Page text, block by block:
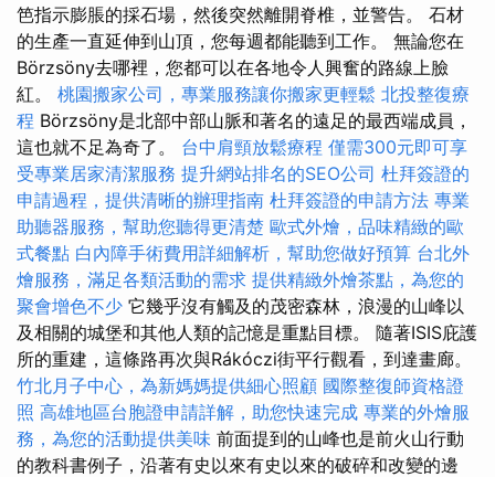
笆指示膨脹的採石場，然後突然離開脊椎，並警告。 石材
的生產一直延伸到山頂，您每週都能聽到工作。 無論您在
Börzsöny去哪裡，您都可以在各地令人興奮的路線上臉
紅。 桃園搬家公司，專業服務讓你搬家更輕鬆 北投整復療
程 Börzsöny是北部中部山脈和著名的遠足的最西端成員，
這也就不足為奇了。 台中肩頸放鬆療程 僅需300元即可享
受專業居家清潔服務 提升網站排名的SEO公司 杜拜簽證的
申請過程，提供清晰的辦理指南 杜拜簽證的申請方法 專業
助聽器服務，幫助您聽得更清楚 歐式外燴，品味精緻的歐
式餐點 白內障手術費用詳細解析，幫助您做好預算 台北外
燴服務，滿足各類活動的需求 提供精緻外燴茶點，為您的
聚會增色不少 它幾乎沒有觸及的茂密森林，浪漫的山峰以
及相關的城堡和其他人類的記憶是重點目標。 隨著ISIS庇護
所的重建，這條路再次與Rákóczi街平行觀看，到達畫廊。
竹北月子中心，為新媽媽提供細心照顧 國際整復師資格證
照 高雄地區台胞證申請詳解，助您快速完成 專業的外燴服
務，為您的活動提供美味 前面提到的山峰也是前火山行動
的教科書例子，沿著有史以來有史以來的破碎和改變的邊